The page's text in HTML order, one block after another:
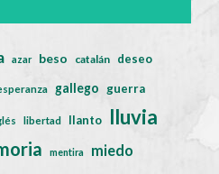
azar beso catalán deseo
gallego guerra
libertad llanto lluvia
mentira miedo